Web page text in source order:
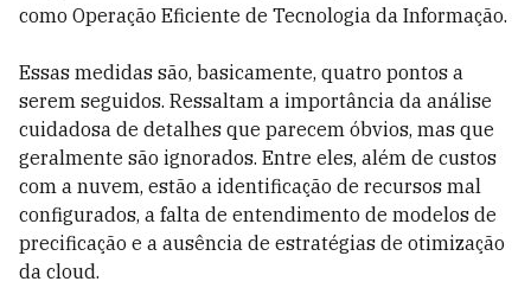
como Operação Eficiente de Tecnologia da Informação.
Essas medidas são, basicamente, quatro pontos a
serem seguidos. Ressaltam a importância da análise
cuidadosa de detalhes que parecem óbvios, mas que
geralmente são ignorados. Entre eles, além de custos
com a nuvem, estão a identificação de recursos mal
configurados, a falta de entendimento de modelos de
precificação e a ausência de estratégias de otimização
da cloud.